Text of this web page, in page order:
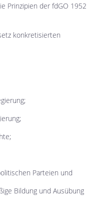
Prinzipien der fdGO 1952
konkretisierten
Parteien und
Bildung und Ausübung